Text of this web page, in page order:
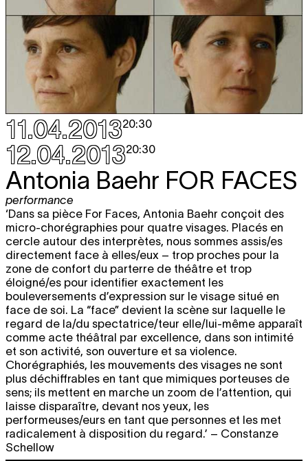
11.04.201320:30
12.04.201320:30
Antonia Baehr FOR FACES
performance
‘Dans sa pièce For Faces, Antonia Baehr conçoit des
micro-chorégraphies pour quatre visages. Placés en
cercle autour des interprètes, nous sommes assis/es
directement face à elles/eux – trop proches pour la
zone de confort du parterre de théâtre et trop
éloigné/es pour identifier exactement les
bouleversements d’expression sur le visage situé en
face de soi. La “face” devient la scène sur laquelle le
regard de la/du spectatrice/teur elle/lui-même apparaît
comme acte théâtral par excellence, dans son intimité
et son activité, son ouverture et sa violence.
Chorégraphiés, les mouvements des visages ne sont
plus déchiffrables en tant que mimiques porteuses de
sens; ils mettent en marche un zoom de l’attention, qui
laisse disparaître, devant nos yeux, les
performeuses/eurs en tant que personnes et les met
radicalement à disposition du regard.’ – Constanze
Schellow